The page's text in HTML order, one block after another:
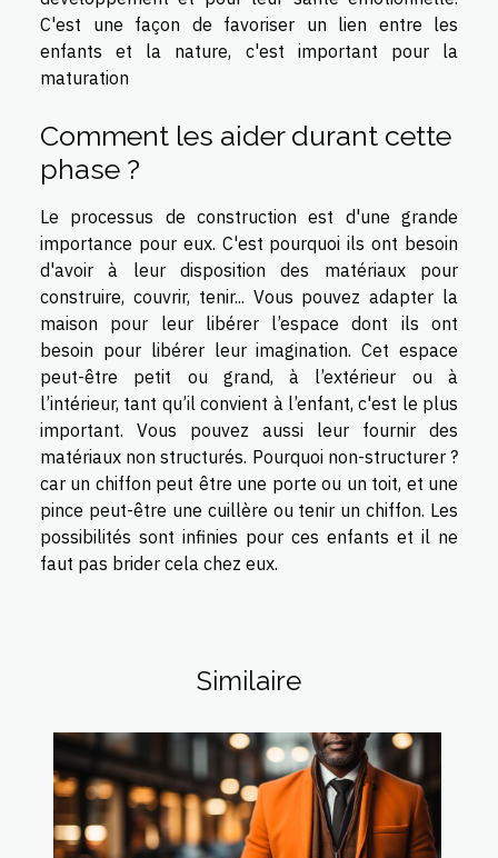
C'est une façon de favoriser un lien entre les
enfants et la nature, c'est important pour la
maturation
Comment les aider durant cette
phase ?
Le processus de construction est d'une grande
importance pour eux. C'est pourquoi ils ont besoin
d'avoir à leur disposition des matériaux pour
construire, couvrir, tenir... Vous pouvez adapter la
maison pour leur libérer l’espace dont ils ont
besoin pour libérer leur imagination. Cet espace
peut-être petit ou grand, à l’extérieur ou à
l’intérieur, tant qu’il convient à l’enfant, c'est le plus
important. Vous pouvez aussi leur fournir des
matériaux non structurés. Pourquoi non-structurer ?
car un chiffon peut être une porte ou un toit, et une
pince peut-être une cuillère ou tenir un chiffon. Les
possibilités sont infinies pour ces enfants et il ne
faut pas brider cela chez eux.
Similaire